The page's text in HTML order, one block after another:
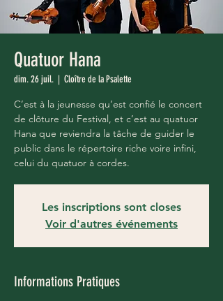
Quatuor Hana
dim. 26 juil.
  |
Cloître de la Psalette
C’est à la jeunesse qu’est confié le concert
de clôture du Festival, et c’est au quatuor
Hana que reviendra la tâche de guider le
public dans le répertoire riche voire infini,
celui du quatuor à cordes.
Les inscriptions sont closes
Voir d'autres événements
Informations Pratiques